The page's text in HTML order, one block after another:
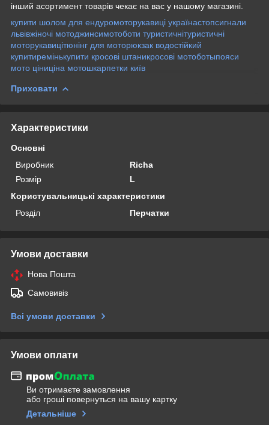
інший асортимент товарів чекає на вас у нашому магазині.
купити шолом для ендуромоторукавиці українастопсигнали
львівжіночі мотоджинсимотоботи туристичнітуристичні
моторукавицітюнінг для моторюкзак водостійкий
купитиремінькупити кросові штаникросові мотоботыпояси
мото ціниціна мотошкарпетки київ
Приховати
Характеристики
Основні
Виробник
Richa
Розмір
L
Користувальницькі характеристики
Розділ
Перчатки
Умови доставки
Нова Пошта
Самовивіз
Всі умови доставки
Умови оплати
Ви отримаєте замовлення
або гроші повернуться на вашу картку
Детальніше